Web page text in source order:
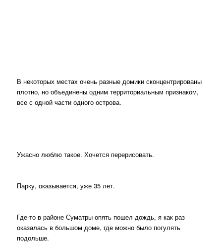
В некоторых местах очень разные домики сконцентрированы
плотно, но объединены одним территориальным признаком,
все с одной части одного острова.
Ужасно люблю такое. Хочется перерисовать.
Парку, оказывается, уже 35 лет.
Где-то в районе Суматры опять пошел дождь, я как раз
оказалась в большом доме, где можно было погулять
подольше.